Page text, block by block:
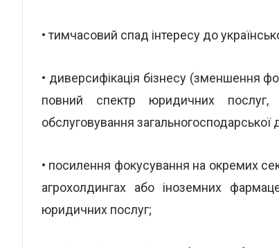
• тимчасовий спад інтересу до
• диверсифікація бізнесу (зменшення
повний спектр юридичних послуг,
обслуговування загальногосподарської
• посилення фокусування на окремих
агрохолдингах або іноземних
юридичних послуг;